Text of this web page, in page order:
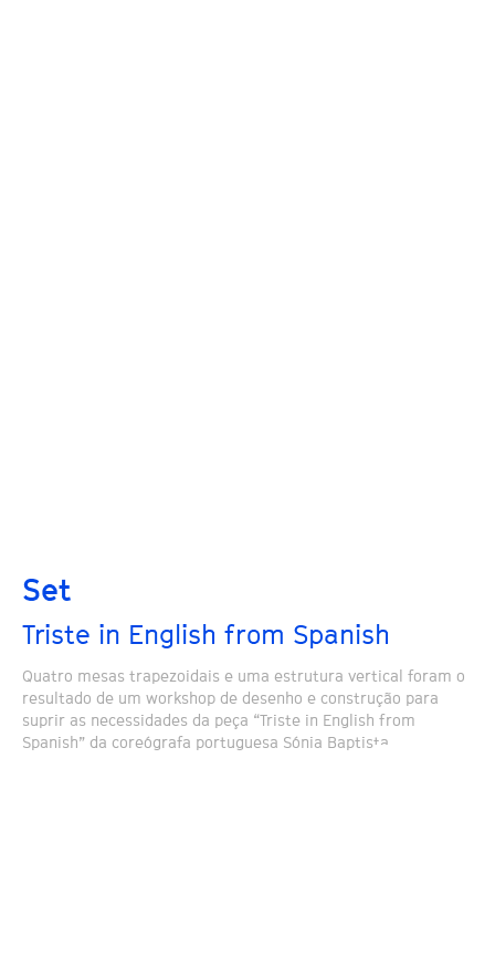
Set
Triste in English from Spanish
Quatro mesas trapezoidais e uma estrutura vertical foram o
resultado de um workshop de desenho e construção para
suprir as necessidades da peça “Triste in English from
Spanish” da coreógrafa portuguesa Sónia Baptista.